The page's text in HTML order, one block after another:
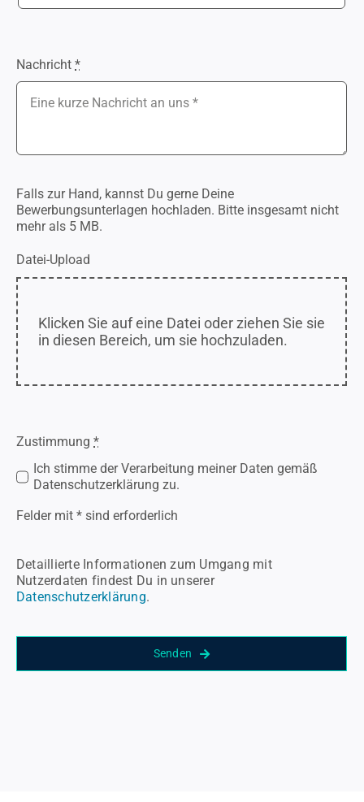
Nachricht *
Falls zur Hand, kannst Du gerne Deine
Bewerbungsunterlagen hochladen. Bitte insgesamt nicht
mehr als 5 MB.
Datei-Upload
Klicken Sie auf eine Datei oder ziehen Sie sie
in diesen Bereich, um sie hochzuladen.
Zustimmung *
Ich stimme der Verarbeitung meiner Daten gemäß
Datenschutzerklärung zu.
Felder mit * sind erforderlich
Detaillierte Informationen zum Umgang mit
Nutzerdaten findest Du in unserer
Datenschutzerklärung.
Senden